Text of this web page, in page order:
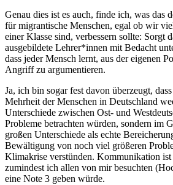
Genau dies ist es auch, finde ich, was das
für migrantische Menschen, egal ob wir
einer Klasse sind, verbessern sollte: Sorgt
ausgebildete Lehrer*innen mit Bedacht
dass jeder Mensch lernt, aus der eigenen
Angriff zu argumentieren.
Ja, ich bin sogar fest davon überzeugt,
Mehrheit der Menschen in Deutschland
Unterschiede zwischen Ost- und
Probleme betrachten würden, sondern im
großen Unterschiede als echte
Bewältigung von noch viel größeren
Klimakrise verstünden. Kommunikation ist
zumindest ich allen von mir besuchten
eine Note 3 geben würde.